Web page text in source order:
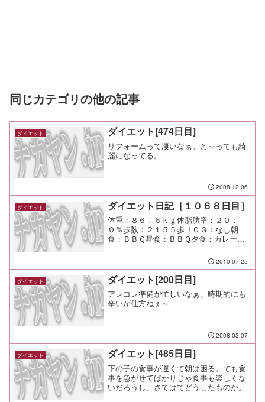
同じカテゴリの他の記事
ダイエット ダイエット[474日目]
リフォームって凄いなぁ。と～っても綺
麗になってる。
2008.12.06
ダイエット ダイエット日記［１０６８日目］
体重：８６．６ｋｇ体脂肪率：２０．
０％歩数：２１５５歩ＪＯＧ：なし朝
食：ＢＢＱ昼食：ＢＢＱ夕食：カレーラ
2010.07.25
ダイエット ダイエット[200日目]
アレコレ準備が忙しいなぁ。時期的にも
辛いが仕方ねぇ～
2008.03.07
ダイエット ダイエット[485日目]
下の子の食事が遅くて朝は困る。でも食
事を急がせてばかりじゃ食事も楽しくな
いだろうし、さてはてどうしたものか。